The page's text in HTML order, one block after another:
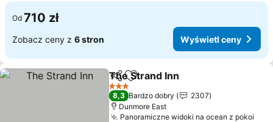
Od 710 zł
Zobacz ceny z 6 stron Wyświetl ceny
Udostępnij
Dodaj do ulubionych
The Strand Inn
3 Kategoria
8,3 Bardzo dobry
2307
Dunmore East
Panoramiczne widoki na ocean z pokoi